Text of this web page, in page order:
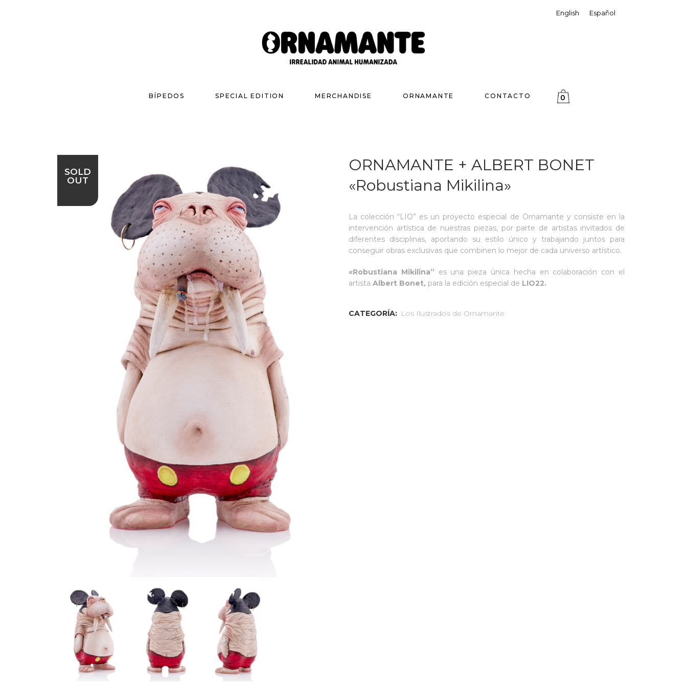
English Español
BÍPEDOS SPECIAL EDITION MERCHANDISE ORNAMANTE CONTACTO 0
SOLD
OUT
ORNAMANTE + ALBERT BONET
«Robustiana Mikilina»
La colección “LIO” es un proyecto especial de Ornamante y consiste en la
intervención artística de nuestras piezas, por parte de artistas invitados de
diferentes disciplinas, aportando su estilo único y trabajando juntos para
conseguir obras exclusivas que combinen lo mejor de cada universo artístico.
«Robustiana Mikilina” es una pieza única hecha en colaboración con el
artista Albert Bonet, para la edición especial de LIO22.
CATEGORÍA: Los Ilustrados de Ornamante